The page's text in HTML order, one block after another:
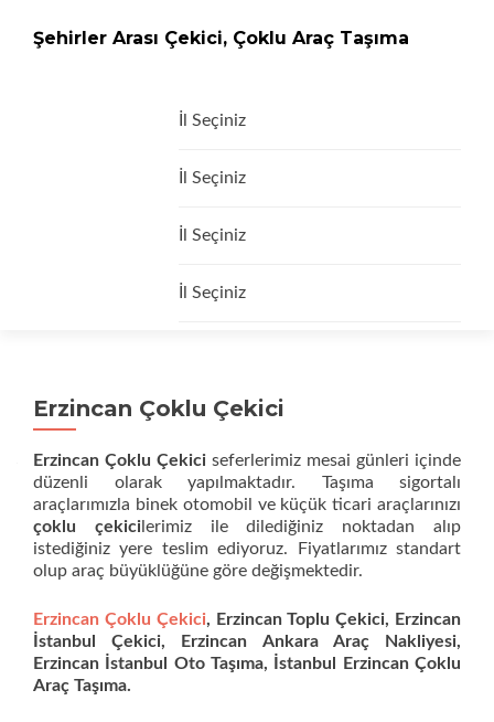
Şehirler Arası Çekici, Çoklu Araç Taşıma
geç
İl Seçiniz
İl Seçiniz
İl Seçiniz
İl Seçiniz
Erzincan Çoklu Çekici
Erzincan Çoklu Çekici seferlerimiz mesai günleri içinde
düzenli olarak yapılmaktadır. Taşıma sigortalı
araçlarımızla binek otomobil ve küçük ticari araçlarınızı
çoklu çekicilerimiz ile dilediğiniz noktadan alıp
istediğiniz yere teslim ediyoruz. Fiyatlarımız standart
olup araç büyüklüğüne göre değişmektedir.
Erzincan Çoklu Çekici, Erzincan Toplu Çekici, Erzincan
İstanbul Çekici, Erzincan Ankara Araç Nakliyesi,
Erzincan İstanbul Oto Taşıma, İstanbul Erzincan Çoklu
Araç Taşıma.